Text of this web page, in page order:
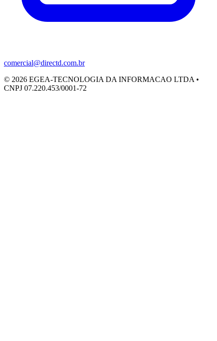
comercial@directd.com.br
© 2026 EGEA-TECNOLOGIA DA INFORMACAO LTDA •
CNPJ 07.220.453/0001-72